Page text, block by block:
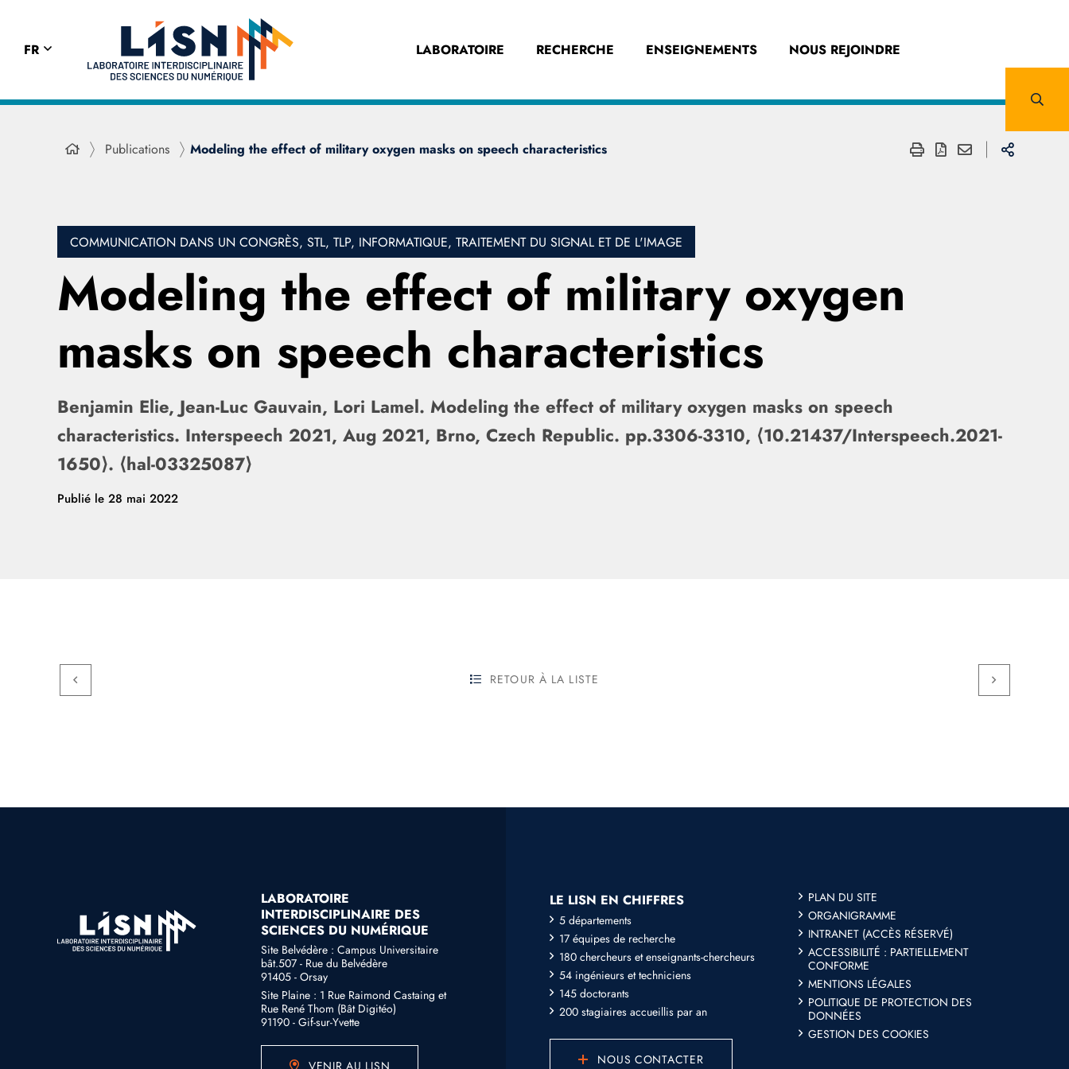
FR LABORATOIRE RECHERCHE ENSEIGNEMENTS NOUS REJOINDRE
Publications Modeling the effect of military oxygen masks on speech characteristics
COMMUNICATION DANS UN CONGRÈS, STL, TLP, INFORMATIQUE, TRAITEMENT DU SIGNAL ET DE L'IMAGE
Modeling the effect of military oxygen
masks on speech characteristics
Benjamin Elie, Jean-Luc Gauvain, Lori Lamel. Modeling the effect of military oxygen masks on speech
characteristics. Interspeech 2021, Aug 2021, Brno, Czech Republic. pp.3306-3310, ⟨10.21437/Interspeech.2021-
1650⟩. ⟨hal-03325087⟩
Publié le 28 mai 2022
RETOUR À LA LISTE
LABORATOIRE
INTERDISCIPLINAIRE DES
SCIENCES DU NUMÉRIQUE
Site Belvédère : Campus Universitaire
bât.507 - Rue du Belvédère
91405 - Orsay
Site Plaine : 1 Rue Raimond Castaing et
Rue René Thom (Bât Digitéo)
91190 - Gif-sur-Yvette
LE LISN EN CHIFFRES
5 départements
17 équipes de recherche
180 chercheurs et enseignants-chercheurs
54 ingénieurs et techniciens
145 doctorants
200 stagiaires accueillis par an
NOUS CONTACTER
PLAN DU SITE
ORGANIGRAMME
INTRANET (ACCÈS RÉSERVÉ)
ACCESSIBILITÉ : PARTIELLEMENT
CONFORME
MENTIONS LÉGALES
POLITIQUE DE PROTECTION DES
DONNÉES
GESTION DES COOKIES